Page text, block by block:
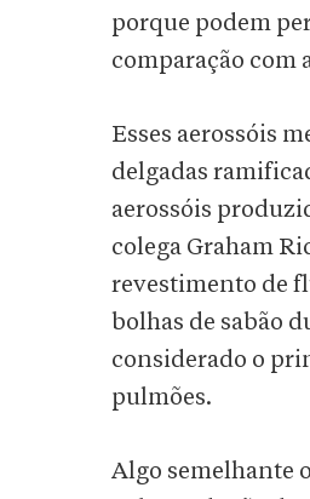
porque podem
comparação com
Esses aerossóis
delgadas
aerossóis
colega Graham
revestimento de
bolhas de sabão
considerado o
pulmões.
Algo semelhante